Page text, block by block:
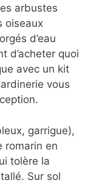
arbustes
oiseaux
d’eau
d’acheter quoi
avec un kit
vous
garrigue),
romarin en
tolère la
Sur sol